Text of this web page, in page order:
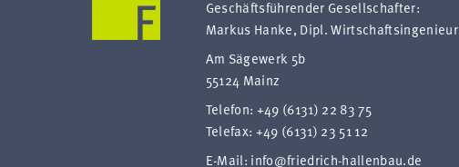
Geschäftsführender Gesellschafter:
Markus Hanke, Dipl. Wirtschaftsingenieur
Am Sägewerk 5b
55124 Mainz
Telefon: +49 (6131) 22 83 75
Telefax: +49 (6131) 23 51 12
E-Mail: info@friedrich-hallenbau.de